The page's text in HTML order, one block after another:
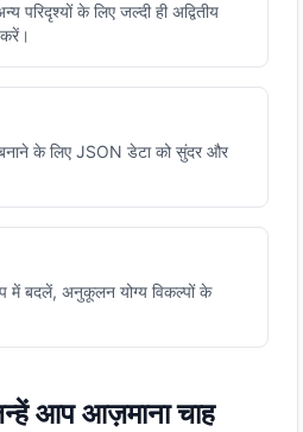
परिदृश्यों के लिए जल्दी ही अद्वितीय
के लिए JSON डेटा को सुंदर और
में बदलें, अनुकूलन योग्य विकल्पों के
आप आज़माना चाह